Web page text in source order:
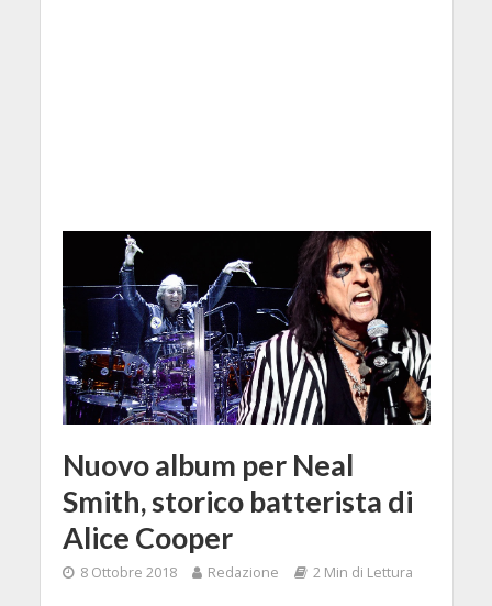
Nuovo album per Neal
Smith, storico batterista di
Alice Cooper
8 Ottobre 2018 Redazione 2 Min di Lettura